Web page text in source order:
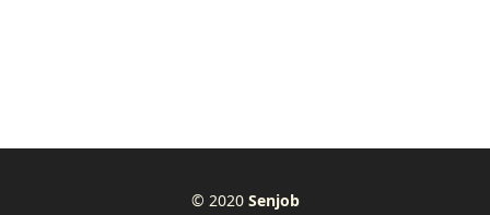
© 2020 Senjob